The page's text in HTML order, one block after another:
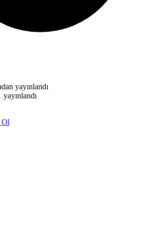
yayınlandı
yayınlandı
Ol